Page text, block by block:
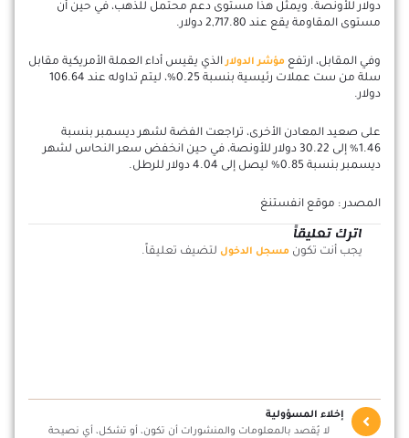
دولار للأونصة. ويمثل هذا مستوى دعم محتمل للذهب، في حين أن
مستوى المقاومة يقع عند 2,717.80 دولار.
وفي المقابل، ارتفع مؤشر الدولارالذي يقيس أداء العملة الأمريكية مقابل
سلة من ست عملات رئيسية بنسبة 0.25%، ليتم تداوله عند 106.64
دولار.
على صعيد المعادن الأخرى، تراجعت الفضة لشهر ديسمبر بنسبة
1.46% إلى 30.22 دولار للأونصة، في حين انخفض سعر النحاس لشهر
ديسمبر بنسبة 0.85% ليصل إلى 4.04 دولار للرطل.
المصدر : موقع انفستنغ
اترك تعليقاً
يجب أنت تكون مسجل الدخول لتضيف تعليقاً.
إخلاء المسؤولية
لا يُقصد بالمعلومات والمنشورات أن تكون، أو تشكل، أي نصيحة